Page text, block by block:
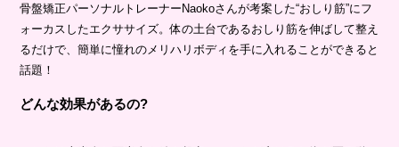
骨盤矯正パーソナルトレーナーNaokoさんが考案した“おしり筋”にフ
ォーカスしたエクササイズ。体の土台であるおしり筋を伸ばして整え
るだけで、簡単に憧れのメリハリボディを手に入れることができると
話題！
どんな効果があるの?